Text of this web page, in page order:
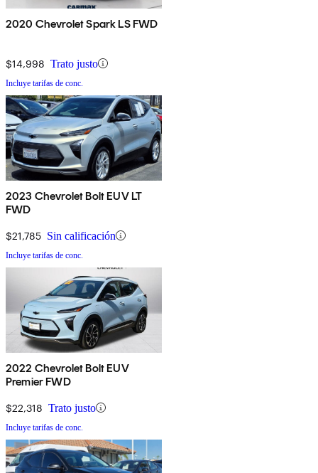
2020 Chevrolet Spark LS FWD
$14,998 Trato justo
Incluye tarifas de conc.
2023 Chevrolet Bolt EUV LT
FWD
$21,785 Sin calificación
Incluye tarifas de conc.
2022 Chevrolet Bolt EUV
Premier FWD
$22,318 Trato justo
Incluye tarifas de conc.